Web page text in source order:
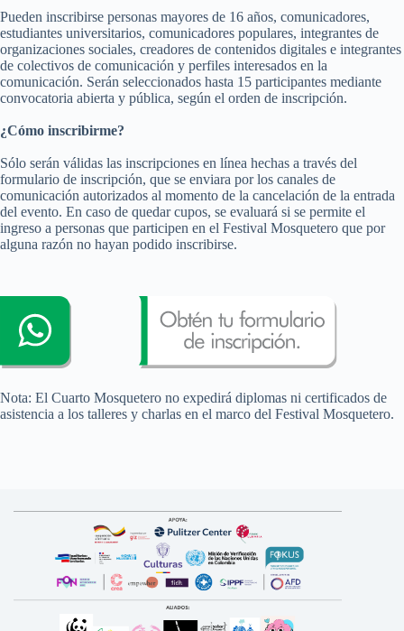
Pueden inscribirse personas mayores de 16 años, comunicadores,
estudiantes universitarios, comunicadores populares, integrantes de
organizaciones sociales, creadores de contenidos digitales e integrantes
de colectivos de comunicación y perfiles interesados en la
comunicación. Serán seleccionados hasta 15 participantes mediante
convocatoria abierta y pública, según el orden de inscripción.
¿Cómo inscribirme?
Sólo serán válidas las inscripciones en línea hechas a través del
formulario de inscripción, que se enviara por los canales de
comunicación autorizados al momento de la cancelación de la entrada
del evento. En caso de quedar cupos, se evaluará si se permite el
ingreso a personas que participen en el Festival Mosquetero que por
alguna razón no hayan podido inscribirse.
Nota: El Cuarto Mosquetero no expedirá diplomas ni certificados de
asistencia a los talleres y charlas en el marco del Festival Mosquetero.